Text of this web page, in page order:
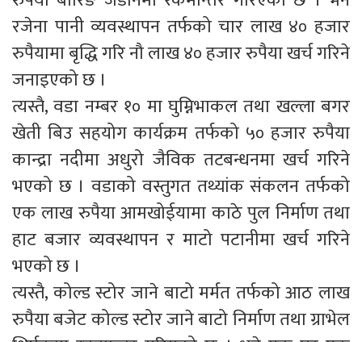
रजेना पानी व्यवस्थापन तर्फको चार लाख ४० हजार
रुपैयामा बृद्धि गरि नौ लाख ४० हजार रुपैया खर्च गरिने
जनाइएको छ ।
त्यस्तै, वडा नम्बर १० मा घुम्निभाकल तथा खल्ला बगर
खेती बिउ सहयोग कार्यक्रम तर्फको ५० हजार रुपैया
कान्द्रा नदीमा अधुरो जैविक तटबन्धनमा खर्च गरिने
भएको छ । वडाको वस्तुगत तथ्यांक संकलन तर्फको
एक लाख रुपैया आमखोईयामा काठे पुल निर्माण तथा
हाट बजार व्यवस्थापन र माटो पटानीमा खर्च गरिने
भएको छ ।
त्यस्तै, कोल्ड स्टोर जाने बाटो मर्मत तर्फको आठ लाख
रुपैया बजेट कोल्ड स्टोर जाने बाटो निर्माण तथा ग्राभेल